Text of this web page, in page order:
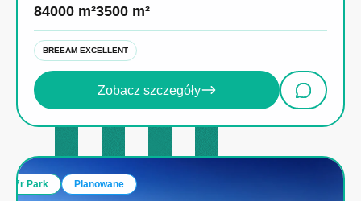
84000 m²3500 m²
BREEAM EXCELLENT
Zobacz szczegóły
7r Park Planowane